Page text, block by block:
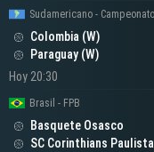
Colombia (W)
Paraguay (W)
Hoy 20:30
Brasil - FPB
Basquete Osasco
SC Corinthians Paulista